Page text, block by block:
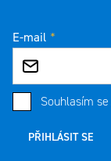
E-mail
Souhlasím se
PŘIHLÁSIT SE